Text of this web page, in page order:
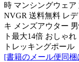
時 マンシングウェ
NVGR 送料無料 レ
キ メンズアウター
ト最大14倍 おしゃ
トレッキングポール
[書籍のメール便同